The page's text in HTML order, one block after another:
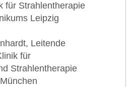
für Strahlentherapie
Leipzig
Leitende
für
Strahlentherapie